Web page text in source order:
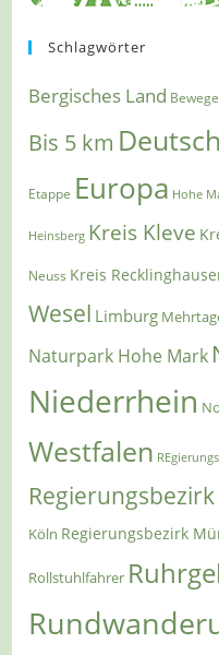
Schlagwörter
Bergisches Land
Bis 5 km
Etappe Europa Hohe
Heinsberg Kreis Kleve
Neuss Kreis
Wesel Limburg
Naturpark Hohe Mark
Niederrhein
Westfalen
Köln Regierungsbezirk
Rollstuhlfahrer